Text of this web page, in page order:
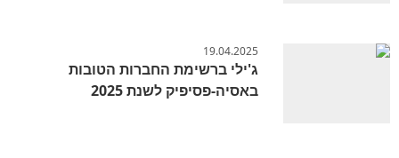
19.04.2025
ג'ילי ברשימת החברות הטובות
באסיה-פסיפיק לשנת 2025